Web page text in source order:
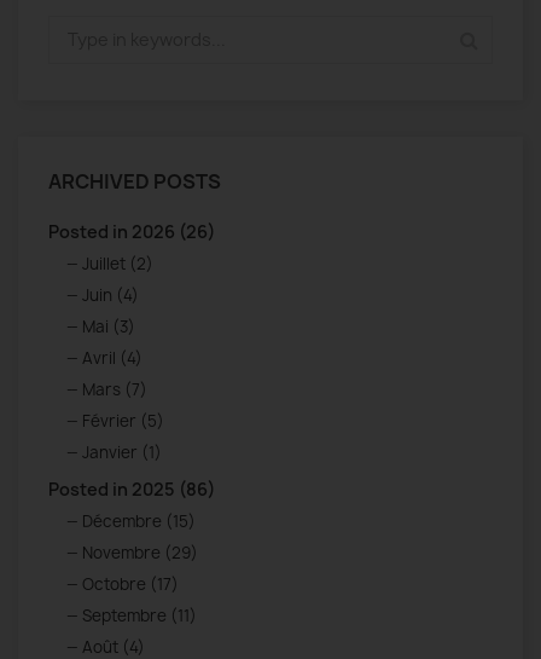
ARCHIVED POSTS
Posted in 2026 (26)
Juillet (2)
Juin (4)
Mai (3)
Avril (4)
Mars (7)
Février (5)
Janvier (1)
Posted in 2025 (86)
Décembre (15)
Novembre (29)
Octobre (17)
Septembre (11)
Août (4)